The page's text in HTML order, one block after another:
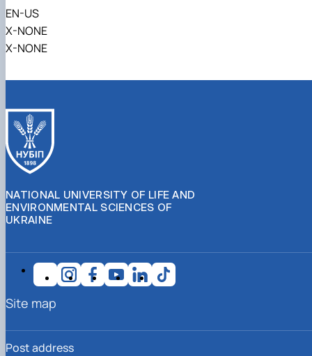
EN-US
X-NONE
X-NONE
NATIONAL UNIVERSITY OF LIFE AND
ENVIRONMENTAL SCIENCES OF
UKRAINE
Post address
Site map